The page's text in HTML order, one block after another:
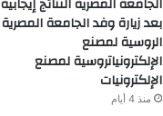
بعد زيارة وفد الجامعة المصرية
الروسية لمصنع
الإلكترونياتروسية لمصنع
الإلكترونيات
منذ 4 أيام